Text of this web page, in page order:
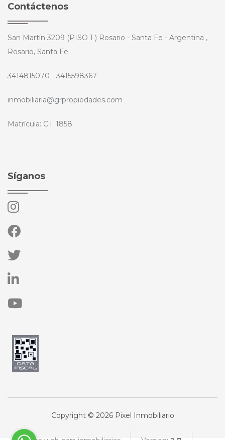
Contáctenos
San Martín 3209 (PISO 1 ) Rosario - Santa Fe - Argentina ,
Rosario, Santa Fe
3414815070 - 3415598367
inmobiliaria@grpropiedades.com
Matrícula: C.I. 1858
Síganos
Copyright © 2026 Pixel Inmobiliario